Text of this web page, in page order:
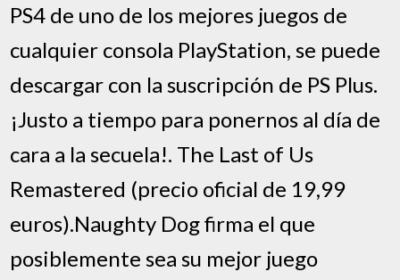
PS4 de uno de los mejores juegos de
cualquier consola PlayStation, se puede
descargar con la suscripción de PS Plus.
¡Justo a tiempo para ponernos al día de
cara a la secuela!. The Last of Us
Remastered (precio oficial de 19,99
euros).Naughty Dog firma el que
posiblemente sea su mejor juego